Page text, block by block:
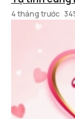
4 tháng trước